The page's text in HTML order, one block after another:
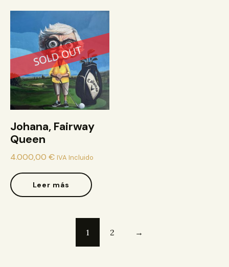
Johana, Fairway
Queen
4.000,00 € IVA Incluido
Leer más
1 2 →